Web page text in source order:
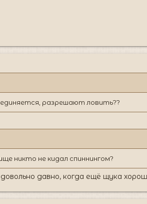
разрешают ловить??
никто не кидал спиннингом?
давно, когда ещё щука